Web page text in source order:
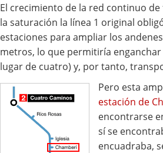
El crecimiento de la red continuo
la saturación la línea 1 original
estaciones para ampliar los
metros, lo que permitiría
lugar de cuatro) y, por tanto,
Pero esta
estación de
encontrarse
sí se
encuadraba,